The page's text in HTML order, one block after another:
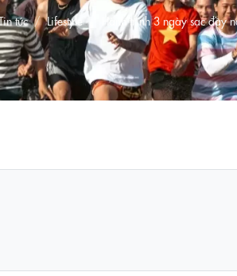
tức Lifestyle Hành trình 3 ngày sạc đầy